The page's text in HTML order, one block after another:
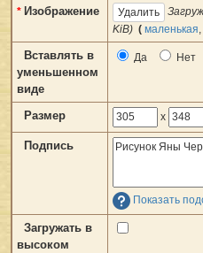
* Изображение
KiB) ( маленькая
Вставлять в
уменьшенном
виде
Да Нет
Размер x
Подпись
Показать
Загружать в
высоком